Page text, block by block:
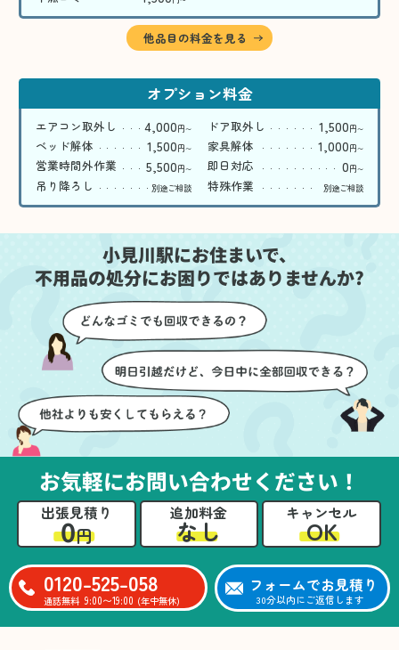
他品目の料金を見る
オプション料金
エアコン取外し 4,000円〜 ドア取外し 1,500円〜
ベッド解体 1,500円〜 家具解体 1,000円〜
営業時間外作業 5,500円〜 即日対応 0円〜
吊り降ろし 別途ご相談 特殊作業 別途ご相談
小見川駅にお住まいで、
不用品の処分にお困りではありませんか?
お気軽にお問い合わせください！
出張見積り
0円
追加料金
なし
キャンセル
OK
0120-525-058
通話無料 9:00〜19:00 (年中無休)
フォームでお見積り
30分以内にご返信します